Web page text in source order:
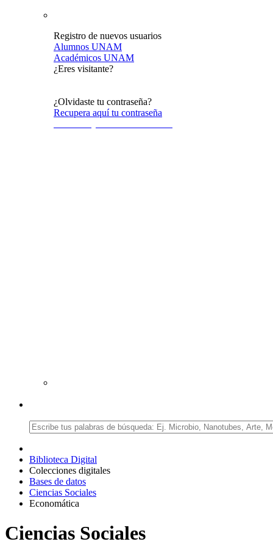
Registro de nuevos usuarios
Alumnos UNAM
Académicos UNAM
¿Eres visitante?
¿Olvidaste tu contraseña?
Recupera aquí tu contraseña
Biblioteca Digital
Colecciones digitales
Bases de datos
Ciencias Sociales
Economática
Ciencias Sociales